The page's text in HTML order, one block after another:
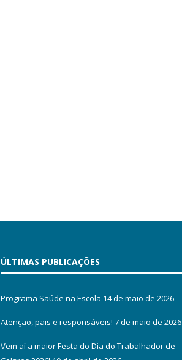
ÚLTIMAS PUBLICAÇÕES
Programa Saúde na Escola 14 de maio de 2026
Atenção, pais e responsáveis! 7 de maio de 2026
Vem aí a maior Festa do Dia do Trabalhador de